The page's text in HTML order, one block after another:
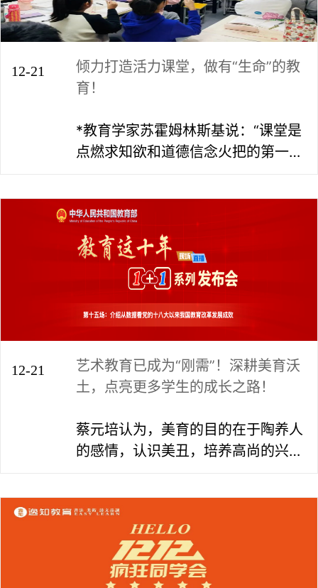
12-21
倾力打造活力课堂，做有“生命”的教
育！
*教育学家苏霍姆林斯基说：“课堂是
点燃求知欲和道德信念火把的第一颗
12-21
艺术教育已成为“刚需”！深耕美育沃
土，点亮更多学生的成长之路！
蔡元培认为，美育的目的在于陶养人
的感情，认识美丑，培养高尚的兴
列第十五场新闻发布会中。 教育部发
展规划司司长刘昌亚介绍了党的十八
大以来中国教育改革发展数据：十年
来，教育系统坚持“五育并举”，义务